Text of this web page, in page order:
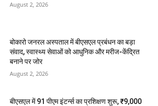
August 2, 2026
बोकारो जनरल अस्पताल में बीएसएल प्रबंधन का बड़ा
संवाद, स्वास्थ्य सेवाओं को आधुनिक और मरीज-केंद्रित
बनाने पर जोर
August 2, 2026
बीएसएल में 91 पीएम इंटर्न्स का प्रशिक्षण शुरू, ₹9,000